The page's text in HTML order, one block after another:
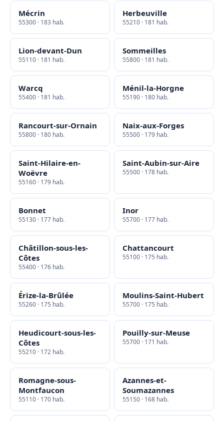
Mécrin
55300 · 183 hab.
Herbeuville
55210 · 181 hab.
Lion-devant-Dun
55110 · 181 hab.
Sommeilles
55800 · 181 hab.
Warcq
55400 · 181 hab.
Ménil-la-Horgne
55190 · 180 hab.
Rancourt-sur-Ornain
55800 · 180 hab.
Naix-aux-Forges
55500 · 179 hab.
Saint-Hilaire-en-
Woëvre
55160 · 179 hab.
Saint-Aubin-sur-Aire
55500 · 178 hab.
Bonnet
55130 · 177 hab.
Inor
55700 · 177 hab.
Châtillon-sous-les-
Côtes
55400 · 176 hab.
Chattancourt
55100 · 175 hab.
Érize-la-Brûlée
55260 · 175 hab.
Moulins-Saint-Hubert
55700 · 175 hab.
Heudicourt-sous-les-
Côtes
55210 · 172 hab.
Pouilly-sur-Meuse
55700 · 171 hab.
Romagne-sous-
Montfaucon
55110 · 170 hab.
Azannes-et-
Soumazannes
55150 · 168 hab.